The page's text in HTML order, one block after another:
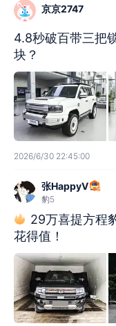
京京2747
4.8秒破百带三把
块？
2026/6/30 22:45:00
张HappyV
豹5
29万喜提方程
花得值！